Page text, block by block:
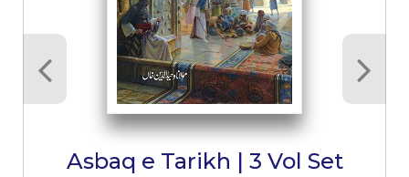
Asbaq e Tarikh | 3 Vol Set